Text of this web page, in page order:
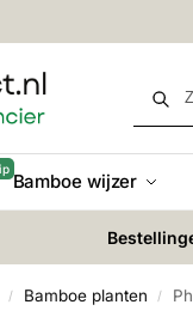
Bamboe wijzer
/ Bamboe planten /